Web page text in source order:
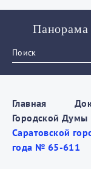
Панорама
Главная
Городской Думы
Саратовской
года № 65-611